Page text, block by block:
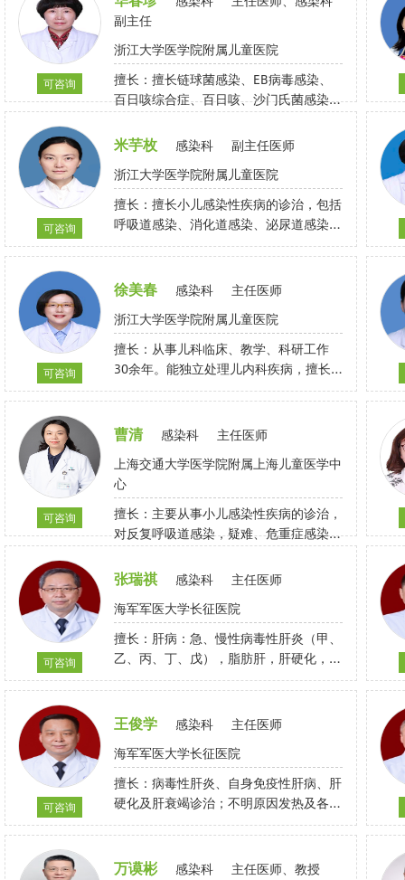
可咨询
副主任
浙江大学医学院附属儿童医院
擅长：擅长链球菌感染、EB病毒感染、
百日咳综合症、百日咳、沙门氏菌感染、
流感嗜血杆菌感染、反复呼吸道感染、慢
性扁桃体炎、败血症、肺炎、发热待查等
疾病的诊治。
可咨询
米芋枚 感染科
副主任医师
浙江大学医学院附属儿童医院
擅长：擅长小儿感染性疾病的诊治，包括
呼吸道感染、消化道感染、泌尿道感染
等，尤其对百日咳、EB病毒感染、巨细
胞病毒感染、感染性腹泻、疱疹性咽峡
炎、手足口病、流行性感冒、腺病毒感染
等疾病有丰富的临床诊治经验。
可咨询
徐美春 感染科
主任医师
浙江大学医学院附属儿童医院
擅长：从事儿科临床、教学、科研工作
30余年。能独立处理儿内科疾病，擅长
儿科急救、危重症及感染性疾病的诊治。
可咨询
曹清 感染科
主任医师
上海交通大学医学院附属上海儿童医学中
心
擅长：主要从事小儿感染性疾病的诊治，
对反复呼吸道感染，疑难、危重症感染、
耐药菌感染、免疫缺陷感染及移植后感染
的诊治已积累了丰富的临床经验、并探索
出一套完整的诊断思路和治疗方案来开展
感染性疾病的规范性治疗和精准治疗。对
多种疑难感染性疾病及慢性EBV感染等的
临床诊治具有一定的经验。
可咨询
张瑞祺 感染科
主任医师
海军军医大学长征医院
擅长：肝病：急、慢性病毒性肝炎（甲、
乙、丙、丁、戊），脂肪肝，肝硬化，酒
精性肝损害，药物性肝损害，自身免疫性
肝病，不明原因肝损害，肝衰竭，肝癌，
肝性脑病，肝纤维化，肝占位，肝囊肿，
腹水。感染：不明原因发热，皮肤软组织
感染，椎体感染，骨关节感染，脑炎，脑
膜炎，急性腹泻，胃肠道感染，伤寒，副
伤寒，肝脓肿，肺炎，感染性心内膜炎，
虫病等寄生虫病，流感、新冠、出血热、
登革热、布鲁菌病等传染病。
可咨询
王俊学 感染科
主任医师
海军军医大学长征医院
擅长：病毒性肝炎、自身免疫性肝病、肝
硬化及肝衰竭诊治；不明原因发热及各种
疑难感染病诊治。
万谟彬 感染科
主任医师、教授